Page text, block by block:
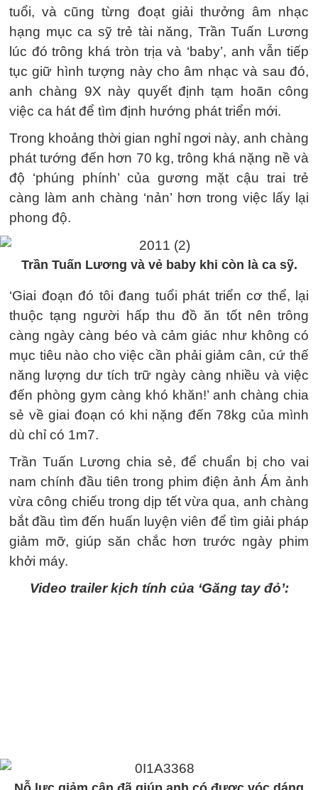
tuổi, và cũng từng đoạt giải thưởng âm nhạc
hạng mục ca sỹ trẻ tài năng, Trần Tuấn Lương
lúc đó trông khá tròn trịa và ‘baby’, anh vẫn tiếp
tục giữ hình tượng này cho âm nhạc và sau đó,
anh chàng 9X này quyết định tạm hoãn công
việc ca hát để tìm định hướng phát triển mới.
Trong khoảng thời gian nghỉ ngơi này, anh chàng
phát tướng đến hơn 70 kg, trông khá nặng nề và
độ ‘phúng phính’ của gương mặt cậu trai trẻ
càng làm anh chàng ‘nản’ hơn trong việc lấy lại
phong độ.
Trần Tuấn Lương và vẻ baby khi còn là ca sỹ.
‘Giai đoạn đó tôi đang tuổi phát triển cơ thể, lại
thuộc tạng người hấp thu đồ ăn tốt nên trông
càng ngày càng béo và cảm giác như không có
mục tiêu nào cho việc cần phải giảm cân, cứ thế
năng lượng dư tích trữ ngày càng nhiều và việc
đến phòng gym càng khó khăn!’ anh chàng chia
sẻ về giai đoạn có khi nặng đến 78kg của mình
dù chỉ có 1m7.
Trần Tuấn Lương chia sẻ, để chuẩn bị cho vai
nam chính đầu tiên trong phim điện ảnh Ám ảnh
vừa công chiếu trong dịp tết vừa qua, anh chàng
bắt đầu tìm đến huấn luyện viên để tìm giải pháp
giảm mỡ, giúp săn chắc hơn trước ngày phim
khởi máy.
Video trailer kịch tính của ‘Găng tay đỏ’: